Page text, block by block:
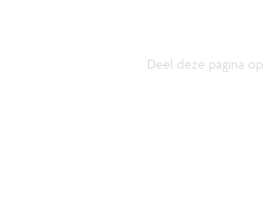
Deel deze pagina op